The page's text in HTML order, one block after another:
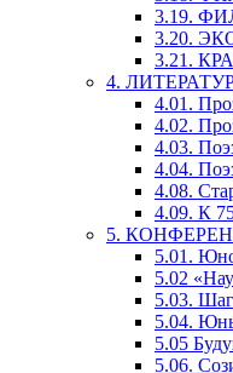
3.19.
3.20.
3.21.
4.
4.01.
4.02.
4.03.
4.04.
4.08.
4.09. К
5.
5.01.
5.02
5.03.
5.04.
5.05
5.06.